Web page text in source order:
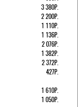
3 380Р.
2 200Р.
1 110Р.
1 136Р.
2 076Р.
1 382Р.
2 372Р.
427Р.
1 610Р.
1 050Р.